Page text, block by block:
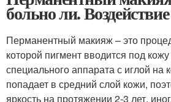
больно ли.
Перманентный макияж – это
которой пигмент вводится под
специального аппарата с иглой на
попадает в средний слой кожи,
яркость на протяжении 2-3 лет,